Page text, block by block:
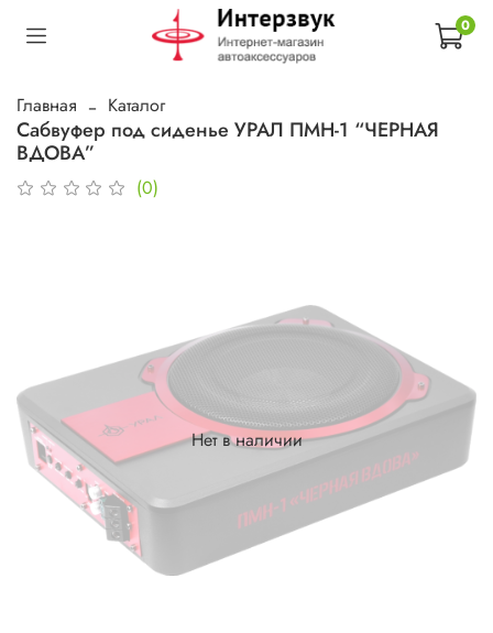
0
Главная Каталог
Сабвуфер под сиденье УРАЛ ПМН-1 “ЧЕРНАЯ
ВДОВА”
(0)
Нет в наличии